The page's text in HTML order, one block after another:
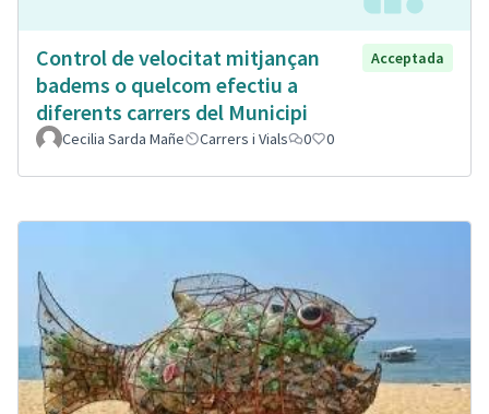
Control de velocitat mitjançan
badems o quelcom efectiu a
diferents carrers del Municipi
Acceptada
Cecilia Sarda Mañe Carrers i Vials 0 0